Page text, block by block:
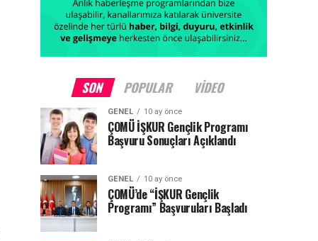
SON POPULAR VIDEO
GENEL 10 ay önce
ÇOMÜ İŞKUR Gençlik Programı
Başvuru Sonuçları Açıklandı
GENEL 10 ay önce
ÇOMÜ’de “İŞKUR Gençlik
Programı” Başvuruları Başladı